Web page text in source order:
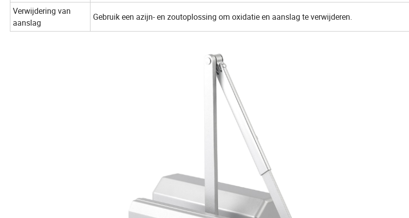
Verwijdering van
aanslag
Gebruik een azijn- en zoutoplossing om oxidatie en aanslag te verwijderen.